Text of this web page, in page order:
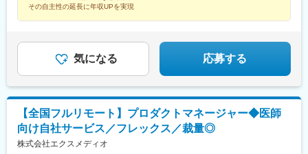
橋駅、大阪梅田駅(阪神線)、神戸三宮駅(阪急・神戸高速)、田町駅
広町駅(東京都)、馬喰町駅、吉祥寺駅、町田駅、自由が丘駅、立川
い駅、新潟駅、長岡駅、西新発田駅、春日山駅、甲府駅、市役所
前駅(長野県)、信濃荒井駅、電気ビル前駅、北鉄金沢駅、仁愛女子
高校駅、敦賀駅、西岐阜駅、高山駅、多治見駅、新静岡駅、富士
駅、第一通り駅、駅前駅、久屋大通駅、尾張一宮駅、津新町駅、
近鉄四日市駅、草津駅(滋賀県)、彦根駅、島ノ関駅、烏丸御池駅、
本町駅、北新地駅、旧居留地・大丸前駅、貿易センター駅、姫路
駅、手柄駅、新大宮駅、和歌山市駅、鳥取駅、松江駅、電鉄出雲
市駅、岡山駅前駅、銀山町駅、福山駅、袋町駅、新山口駅、徳山
駅、徳島駅、阿南駅、片原町駅(香川県)、松山市駅、丸亀駅、はり
その自主性の延長に年収UPを実現
気になる 応募する
【全国フルリモート】プロダクトマネージャー◆医師
向け自社サービス／フレックス／裁量◎
株式会社エクスメディオ